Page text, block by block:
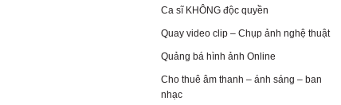
Ca sĩ KHÔNG độc quyền
Quay video clip – Chụp ảnh nghệ thuật
Quảng bá hình ảnh Online
Cho thuê âm thanh – ánh sáng – ban
nhạc